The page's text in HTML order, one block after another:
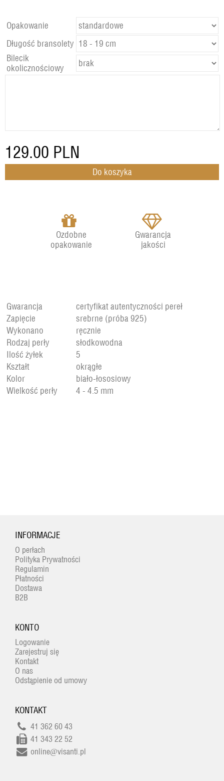
Opakowanie
Długość bransolety
Bilecik
okolicznościowy
129.00 PLN
Ozdobne
opakowanie
Gwarancja
jakości
Gwarancja
certyfikat autentyczności pereł
Zapięcie
srebrne (próba 925)
Wykonano
ręcznie
Rodzaj perły
słodkowodna
Ilość żyłek
5
Kształt
okrągłe
Kolor
biało-łososiowy
Wielkość perły
4 - 4.5 mm
INFORMACJE
O perłach
Polityka Prywatności
Regulamin
Płatności
Dostawa
B2B
KONTO
Logowanie
Zarejestruj się
Kontakt
O nas
Odstąpienie od umowy
KONTAKT
41 362 60 43
41 343 22 52
online@visanti.pl